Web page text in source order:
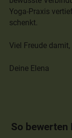
Yoga-Praxis
schenkt.
Viel Freude damit,
Deine Elena
So